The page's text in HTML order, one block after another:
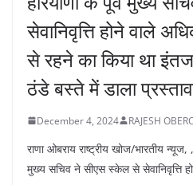
सेवानिवृत्ति होने वाले
से रहने का किया था
ठंडे बस्ते में डाला
December 4, 2024 RAJESH
राणा ओबराय राष्ट्रीय खोज/भारतीय
मुख्य सचिव ने सीएस स्केल से सेवानिवृत्ति